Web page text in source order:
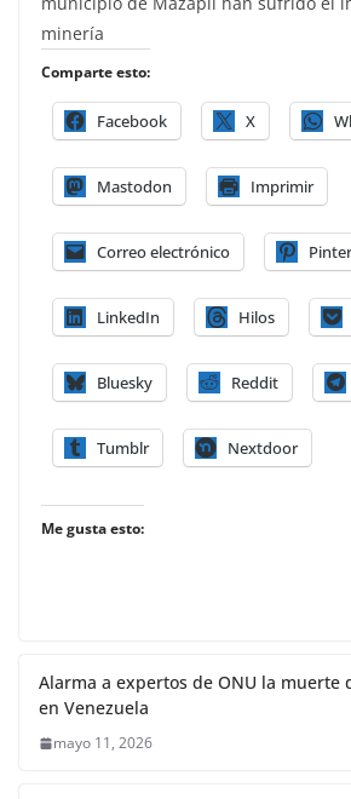
minería
Comparte esto:
Facebook X
Mastodon Imprimir
Correo electrónico
LinkedIn Hilos
Bluesky Reddit
Tumblr Nextdoor
Me gusta esto:
Alarma a expertos de ONU la muerte
en Venezuela
mayo 11, 2026